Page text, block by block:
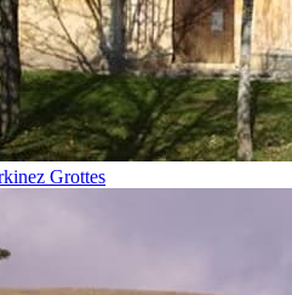
Grottes